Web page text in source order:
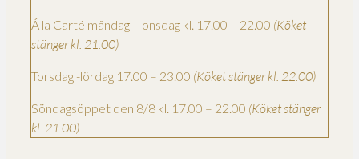
Á la Carté måndag – onsdag kl. 17.00 – 22.00 (Köket
stänger kl. 21.00)
Torsdag -lördag 17.00 – 23.00 (Köket stänger kl. 22.00)
Söndagsöppet den 8/8 kl. 17.00 – 22.00 (Köket stänger
kl. 21.00)